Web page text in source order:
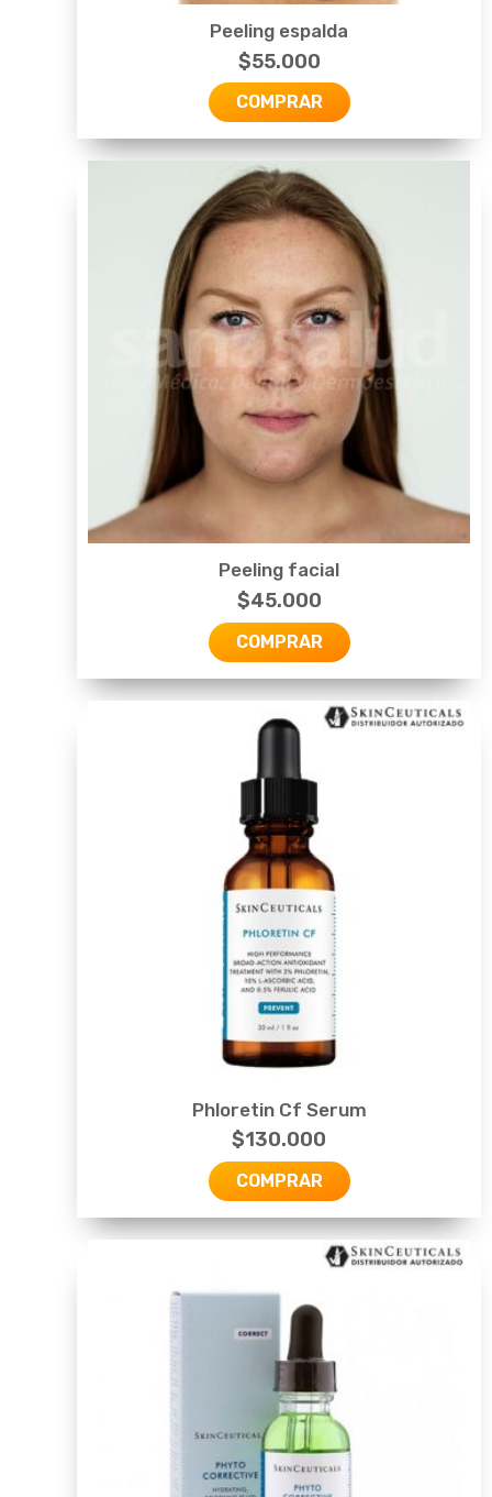
Peeling espalda
$55.000
COMPRAR
Peeling facial
$45.000
COMPRAR
Phloretin Cf Serum
$130.000
COMPRAR